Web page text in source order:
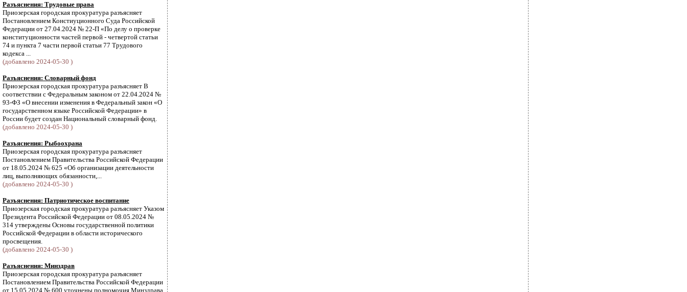
Разъяснения: Трудовые права
Приозерская городская прокуратура разъясняет
Постановлением Констиуционного Суда Российской
Федерации от 27.04.2024 № 22-П «По делу о проверке
конституционности частей первой - четвертой статьи
74 и пункта 7 части первой статьи 77 Трудового
кодекса ...
(добавлено 2024-05-30 )
Разъяснения: Словарный фонд
Приозерская городская прокуратура разъясняет В
соответствии с Федеральным законом от 22.04.2024 №
93-ФЗ «О внесении изменения в Федеральный закон «О
государственном языке Российской Федерации» в
России будет создан Национальный словарный фонд.
(добавлено 2024-05-30 )
Разъяснения: Рыбоохрана
Приозерская городская прокуратура разъясняет
Постановлением Правительства Российской Федерации
от 18.05.2024 № 625 «Об организации деятельности
лиц, выполняющих обязанности,...
(добавлено 2024-05-30 )
Разъяснения: Патриотическое воспитание
Приозерская городская прокуратура разъясняет Указом
Президента Российской Федерации от 08.05.2024 №
314 утверждены Основы государственной политики
Российской Федерации в области исторического
просвещения.
(добавлено 2024-05-30 )
Разъяснения: Минздрав
Приозерская городская прокуратура разъясняет
Постановлением Правительства Российской Федерации
от 15.05.2024 № 600 уточнены полномочия Минздрава